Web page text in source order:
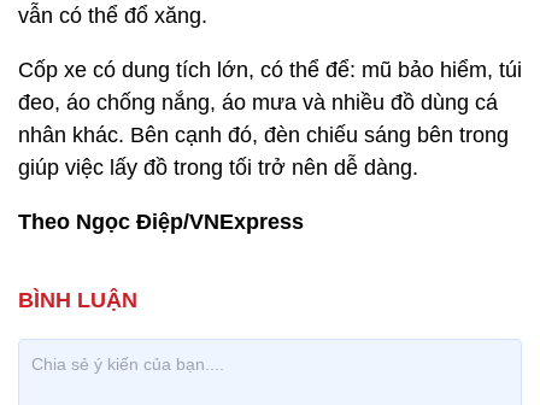
vẫn có thể đổ xăng.
Cốp xe có dung tích lớn, có thể để: mũ bảo hiểm, túi
đeo, áo chống nắng, áo mưa và nhiều đồ dùng cá
nhân khác. Bên cạnh đó, đèn chiếu sáng bên trong
giúp việc lấy đồ trong tối trở nên dễ dàng.
Theo Ngọc Điệp/VNExpress